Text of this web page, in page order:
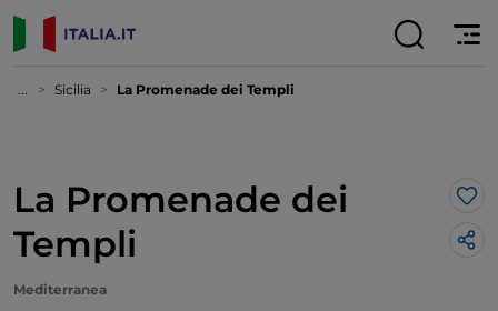
... Sicilia La Promenade dei Templi
La Promenade dei
Templi
Mediterranea